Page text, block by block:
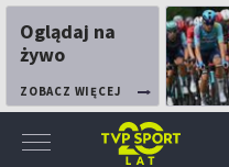
Oglądaj na
żywo
ZOBACZ WIĘCEJ